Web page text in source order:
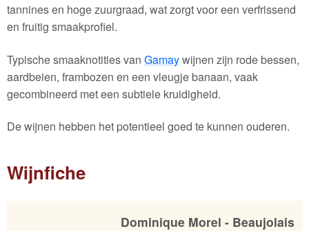
tannines en hoge zuurgraad, wat zorgt voor een verfrissend
en fruitig smaakprofiel.
Typische smaaknotities van Gamaywijnen zijn rode bessen,
aardbeien, frambozen en een vleugje banaan, vaak
gecombineerd met een subtiele kruidigheid.
De wijnen hebben het potentieel goed te kunnen ouderen.
Wijnfiche
Dominique Morel - Beaujolais